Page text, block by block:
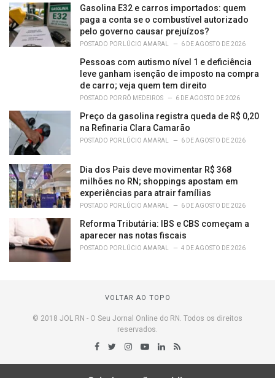
Gasolina E32 e carros importados: quem
paga a conta se o combustível autorizado
pelo governo causar prejuízos?
POSTADO POR LÚCIO AMARAL 6 DE AGOSTO DE 2026
Pessoas com autismo nível 1 e deficiência
leve ganham isenção de imposto na compra
de carro; veja quem tem direito
POSTADO POR RÔ MEDEIROS 6 DE AGOSTO DE 2026
Preço da gasolina registra queda de R$ 0,20
na Refinaria Clara Camarão
POSTADO POR LÚCIO AMARAL 6 DE AGOSTO DE 2026
Dia dos Pais deve movimentar R$ 368
milhões no RN; shoppings apostam em
experiências para atrair famílias
POSTADO POR LÚCIO AMARAL 6 DE AGOSTO DE 2026
Reforma Tributária: IBS e CBS começam a
aparecer nas notas fiscais
POSTADO POR LÚCIO AMARAL 4 DE AGOSTO DE 2026
VOLTAR AO TOPO
© 2018 JOL RN - O Seu Jornal Online do RN. Todos os direitos
reservados.